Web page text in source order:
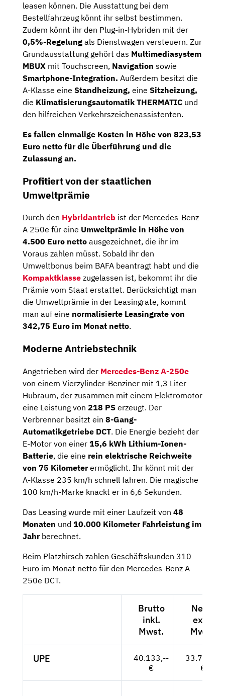
leasen können. Die Ausstattung bei dem
Bestellfahrzeug könnt ihr selbst bestimmen.
Zudem könnt ihr den Plug-in-Hybriden mit der
0,5%-Regelung als Dienstwagen versteuern. Zur
Grundausstattung gehört das Multimediasystem
MBUX mit Touchscreen, Navigation sowie
Smartphone-Integration. Außerdem besitzt die
A-Klasse eine Standheizung, eine Sitzheizung,
die Klimatisierungsautomatik THERMATIC und
den hilfreichen Verkehrszeichenassistenten.
Es fallen einmalige Kosten in Höhe von 823,53
Euro netto für die Überführung und die
Zulassung an.
Profitiert von der staatlichen
Umweltprämie
Durch den Hybridantrieb ist der Mercedes-Benz
A 250e für eine Umweltprämie in Höhe von
4.500 Euro netto ausgezeichnet, die ihr im
Voraus zahlen müsst. Sobald ihr den
Umweltbonus beim BAFA beantragt habt und die
Kompaktklasse zugelassen ist, bekommt ihr die
Prämie vom Staat erstattet. Berücksichtigt man
die Umweltprämie in der Leasingrate, kommt
man auf eine normalisierte Leasingrate von
342,75 Euro im Monat netto.
Moderne Antriebstechnik
Angetrieben wird der Mercedes-Benz A-250e
von einem Vierzylinder-Benziner mit 1,3 Liter
Hubraum, der zusammen mit einem Elektromotor
eine Leistung von 218 PS erzeugt. Der
Verbrenner besitzt ein 8-Gang-
Automatikgetriebe DCT. Die Energie bezieht der
E-Motor von einer 15,6 kWh Lithium-Ionen-
Batterie, die eine rein elektrische Reichweite
von 75 Kilometerermöglicht. Ihr könnt mit der
A-Klasse 235 km/h schnell fahren. Die magische
100 km/h-Marke knackt er in 6,6 Sekunden.
Das Leasing wurde mit einer Laufzeit von 48
Monaten und 10.000 Kilometer Fahrleistung im
Jahrberechnet.
Beim Platzhirsch zahlen Geschäftskunden 310
Euro im Monat netto für den Mercedes-Benz A
250e DCT.
Brutto
inkl.
Mwst.
Netto
exkl.
Mwst.
UPE
40.133,--
€
33.725,--
€